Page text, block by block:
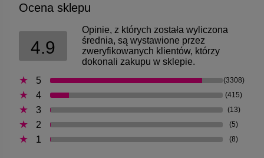
Ocena sklepu
4.9
Opinie, z których została wyliczona
średnia, są wystawione przez
zweryfikowanych klientów, którzy
dokonali zakupu w sklepie.
5
(3308)
4 (415)
3 (13)
2 (5)
1 (8)